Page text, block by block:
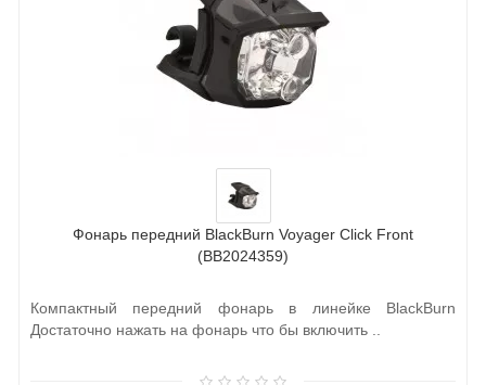
Фонарь передний BlackBurn Voyager Click Front
(BB2024359)
Компактный передний фонарь в линейке BlackBurn
Достаточно нажать на фонарь что бы включить ..